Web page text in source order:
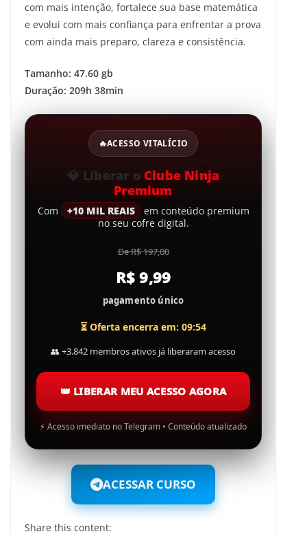
com mais intenção, fortalece sua base matemática
e evolui com mais confiança para enfrentar a prova
com ainda mais preparo, clareza e consistência.
Tamanho: 47.60 gb
Duração: 209h 38min
🔥ACESSO VITALÍCIO
💎 Liberar o Clube Ninja
Premium
Com +10 MIL REAIS em conteúdo premium
no seu cofre digital.
De R$ 197,00
R$ 9,99
pagamento único
⏳ Oferta encerra em: 09:53
👥+3.842 membros ativos já liberaram acesso
👑 LIBERAR MEU ACESSO AGORA
⚡ Acesso imediato no Telegram • Conteúdo atualizado
ACESSAR CURSO
Share this content: